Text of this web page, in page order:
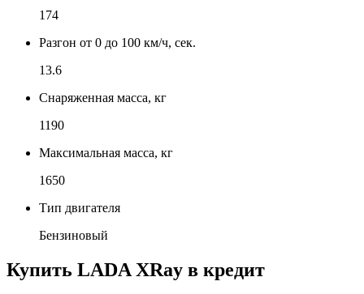
174
Разгон от 0 до 100 км/ч, сек.
13.6
Снаряженная масса, кг
1190
Максимальная масса, кг
1650
Тип двигателя
Бензиновый
Купить LADA XRay в кредит